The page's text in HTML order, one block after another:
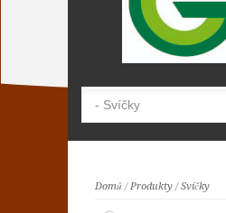
Domů /Produkty/Svíčky